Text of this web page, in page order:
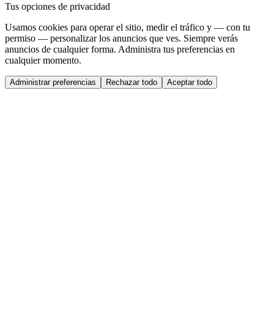
Tus opciones de privacidad
Usamos cookies para operar el sitio, medir el tráfico y — con tu
permiso — personalizar los anuncios que ves. Siempre verás
anuncios de cualquier forma. Administra tus preferencias en
cualquier momento.
Administrar preferencias Rechazar todo Aceptar todo